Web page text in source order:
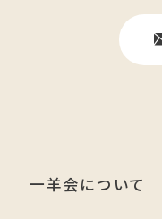
一羊会について